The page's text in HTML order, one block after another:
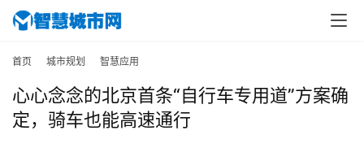
首页 城市规划 智慧应用
心心念念的北京首条“自行车专用道”方案确
定，骑车也能高速通行